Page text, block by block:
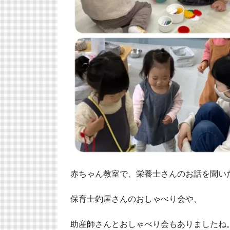
赤ちゃん教室で、栄養士さんのお話を聞い
保育士釣屋さんのおしゃべり会や、
助産師さんとおしゃべり会もありましたね